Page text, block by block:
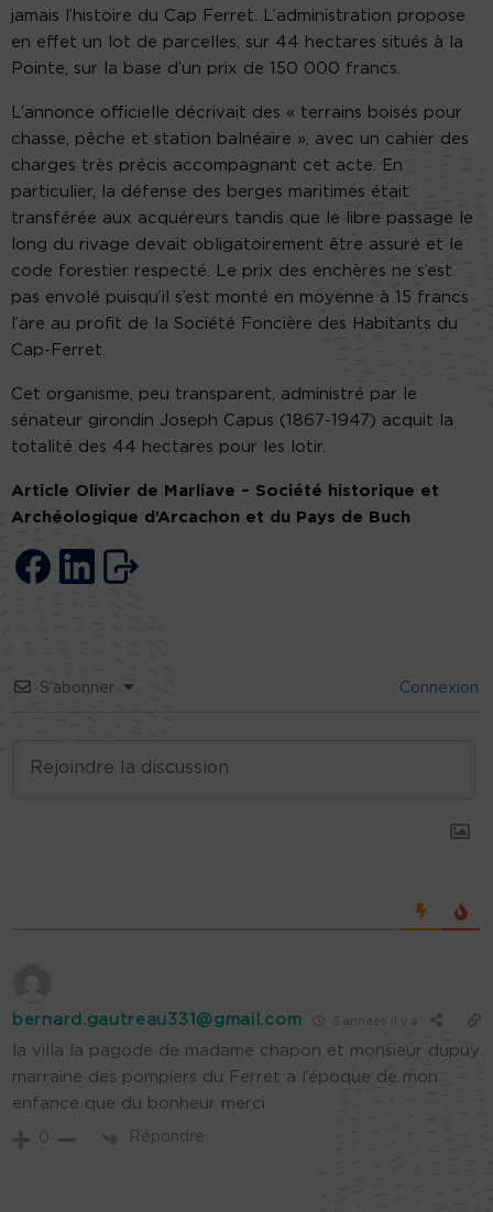
jamais l’histoire du Cap Ferret. L’administration propose
en effet un lot de parcelles, sur 44 hectares situés à la
Pointe, sur la base d’un prix de 150 000 francs.
L’annonce officielle décrivait des « terrains boisés pour
chasse, pêche et station balnéaire », avec un cahier des
charges très précis accompagnant cet acte. En
particulier, la défense des berges maritimes était
transférée aux acquéreurs tandis que le libre passage le
long du rivage devait obligatoirement être assuré et le
code forestier respecté. Le prix des enchères ne s’est
pas envolé puisqu’il s’est monté en moyenne à 15 francs
l’are au profit de la Société Foncière des Habitants du
Cap-Ferret.
Cet organisme, peu transparent, administré par le
sénateur girondin Joseph Capus (1867-1947) acquit la
totalité des 44 hectares pour les lotir.
Article Olivier de Marliave – Société historique et
Archéologique d’Arcachon et du Pays de Buch
S’abonner Connexion
bernard.gautreau331@gmail.com 3 années il y a
la villa la pagode de madame chapon et monsieur dupuy
marraine des pompiers du Ferret a l’époque de mon
enfance que du bonheur merci
0 Répondre